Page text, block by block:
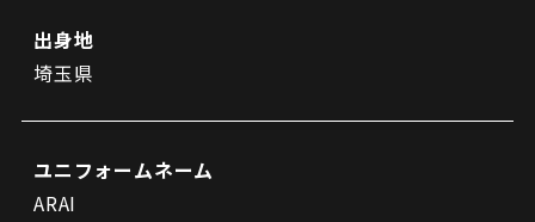
出身地
埼玉県
ユニフォームネーム
ARAI